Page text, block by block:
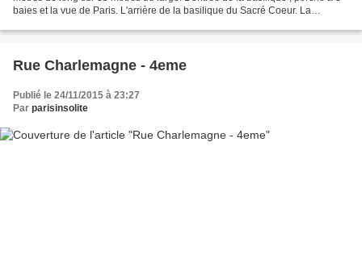
baies et la vue de Paris. L'arrière de la basilique du Sacré Coeur. La
Rue Charlemagne - 4eme
Publié le 24/11/2015 à 23:27
Par parisinsolite